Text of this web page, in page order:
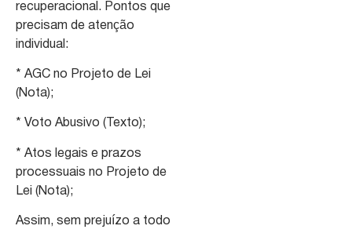
recuperacional. Pontos que
precisam de atenção
individual:
* AGC no Projeto de Lei
(Nota);
* Voto Abusivo (Texto);
* Atos legais e prazos
processuais no Projeto de
Lei (Nota);
Assim, sem prejuízo a todo